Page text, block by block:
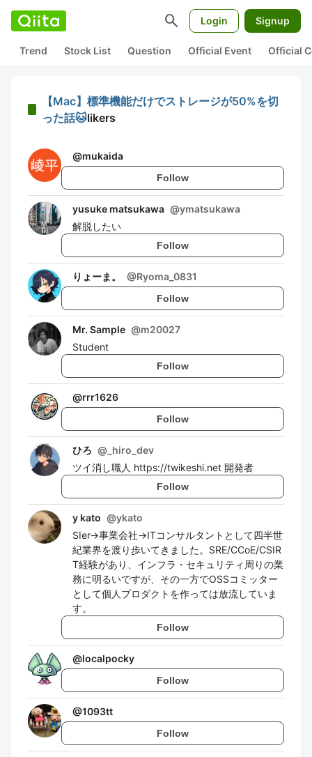
search Login Signup
Trend Stock List Question Official Event Official
【Mac】標準機能だけでストレージが50%を切
った話🐱likers
@mukaida
Follow
yusuke matsukawa @ymatsukawa
解脱したい
Follow
りょーま。 @Ryoma_0831
Follow
Mr. Sample @m20027
Student
Follow
@rrr1626
Follow
ひろ @ _hiro_dev
ツイ消し職人 https://twikeshi.net 開発者
Follow
y kato @ykato
SIer→事業会社→ITコンサルタントとして四半世
紀業界を渡り歩いてきました。SRE/CCoE/CSIR
T経験があり、インフラ・セキュリティ周りの業
務に明るいですが、その一方でOSSコミッター
として個人プロダクトを作っては放流していま
す。
Follow
@localpocky
Follow
@1093tt
Follow